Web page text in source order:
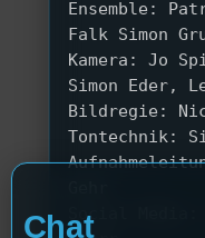
Ensemble:
Falk Simon
Kamera: Jo
Simon Eder,
Bildregie:
Tontechnik:
Social Media:
Chat